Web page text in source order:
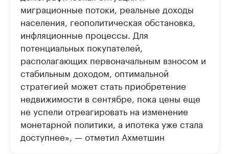
миграционные потоки, реальные доходы
населения, геополитическая обстановка,
инфляционные процессы. Для
потенциальных покупателей,
располагающих первоначальным взносом и
стабильным доходом, оптимальной
стратегией может стать приобретение
недвижимости в сентябре, пока цены еще
не успели отреагировать на изменение
монетарной политики, а ипотека уже стала
доступнее», — отметил Ахметшин